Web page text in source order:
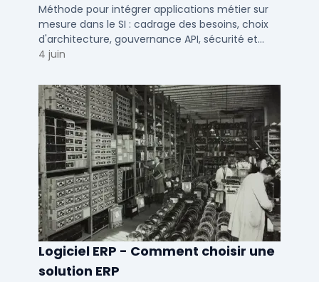
SI ?
Méthode pour intégrer applications métier sur
mesure dans le SI : cadrage des besoins, choix
d'architecture, gouvernance API, sécurité et
conduite du changement.
4 juin
Logiciel ERP - Comment choisir une
solution ERP